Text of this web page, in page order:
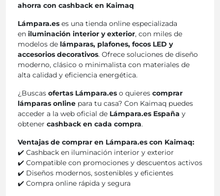
ahorra con cashback en Kaimaq
Lámpara.es es una tienda online especializada
en iluminación interior y exterior, con miles de
modelos de lámparas, plafones, focos LED y
accesorios decorativos. Ofrece soluciones de diseño
moderno, clásico o minimalista con materiales de
alta calidad y eficiencia energética.
¿Buscas ofertas Lámpara.es o quieres comprar
lámparas online para tu casa? Con Kaimaq puedes
acceder a la web oficial de Lámpara.es España y
obtener cashback en cada compra.
Ventajas de comprar en Lámpara.es con Kaimaq:
✔️ Cashback en iluminación interior y exterior
✔️ Compatible con promociones y descuentos activos
✔️ Diseños modernos, sostenibles y eficientes
✔️ Compra online rápida y segura